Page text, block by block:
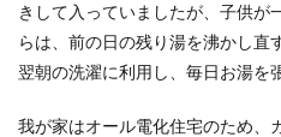
く見せる
女子の一人暮
可愛...
きして入っていましたが、子供が
らは、前の日の残り湯を沸かし直
翌朝の洗濯に利用し、毎日お湯を
我が家はオール電化住宅のため、